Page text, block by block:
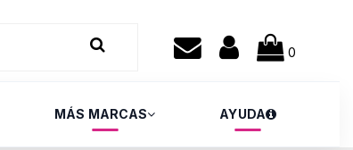
0
MÁS MARCAS AYUDA